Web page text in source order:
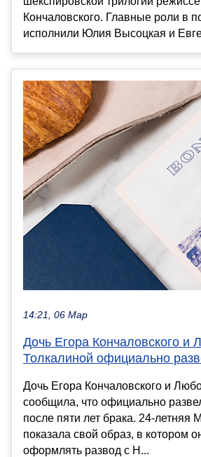
Кончаловского. Главные роли в
исполнили Юлия Высоцкая и
14:21, 06 Мар
Дочь Егора Кончаловского и
Толкалиной официально
Дочь Егора Кончаловского и
сообщила, что официально
после пяти лет брака. 24-летняя
показала свой образ, в котором
оформлять развод с Н...